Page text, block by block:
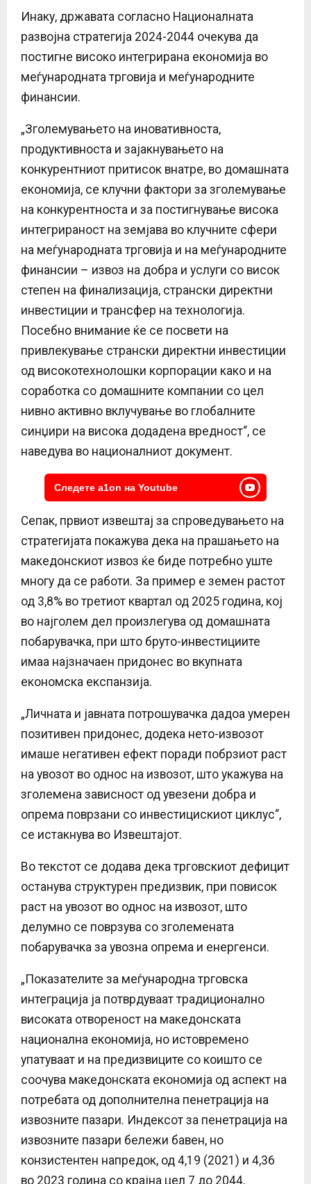
Инаку, државата согласно Националната
развојна стратегија 2024-2044 очекува да
постигне високо интегрирана економија во
меѓународната трговија и меѓународните
финансии.
„Зголемувањето на иновативноста,
продуктивноста и зајакнувањето на
конкурентниот притисок внатре, во домашната
економија, се клучни фактори за зголемување
на конкурентноста и за постигнување висока
интегрираност на земјава во клучните сфери
на меѓународната трговија и на меѓународните
финансии – извоз на добра и услуги со висок
степен на финализација, странски директни
инвестиции и трансфер на технологија.
Посебно внимание ќе се посвети на
привлекување странски директни инвестиции
од високотехнолошки корпорации како и на
соработка со домашните компании со цел
нивно активно вклучување во глобалните
синџири на висока додадена вредност“, се
наведува во националниот документ.
Следете a1on на Youtube
Сепак, првиот извештај за спроведувањето на
стратегијата покажува дека на прашањето на
македонскиот извоз ќе биде потребно уште
многу да се работи. За пример е земен растот
од 3,8% во третиот квартал од 2025 година, кој
во најголем дел произлегува од домашната
побарувачка, при што бруто-инвестициите
имаа најзначаен придонес во вкупната
економска експанзија.
„Личната и јавната потрошувачка дадоа умерен
позитивен придонес, додека нето-извозот
имаше негативен ефект поради побрзиот раст
на увозот во однос на извозот, што укажува на
зголемена зависност од увезени добра и
опрема поврзани со инвестицискиот циклус“,
се истакнува во Извештајот.
Во текстот се додава дека трговскиот дефицит
останува структурен предизвик, при повисок
раст на увозот во однос на извозот, што
делумно се поврзува со зголемената
побарувачка за увозна опрема и енергенси.
„Показателите за меѓународна трговска
интеграција ја потврдуваат традиционално
високата отвореност на македонската
национална економија, но истовремено
упатуваат и на предизвиците со коишто се
соочува македонската економија од аспект на
потребата од дополнителна пенетрација на
извозните пазари. Индексот за пенетрација на
извозните пазари бележи бавен, но
конзистентен напредок, од 4,19 (2021) и 4,36
во 2023 година со крајна цел 7 до 2044,